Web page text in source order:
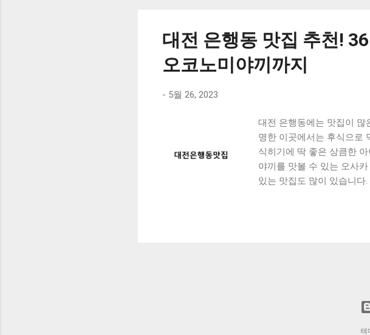
대전 은행동 맛집 추천!
오코노미야끼까지
- 5월 26, 2023
대전 은행동에는 맛집이 많
명한 이곳에서는 후식으로
식히기에 딱 좋은 상큼한
야끼를 맛볼 수 있는 오사
있는 맛집도 많이 있습니다
바닐라입니다. 바닐라 아
365마라탕 후식으로 먹을
초콜릿 아이스크림을 먹으테